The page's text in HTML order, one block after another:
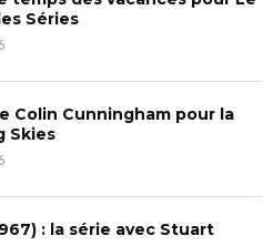
H
Séries
Colin Cunningham pour la
Skies
: la série avec Stuart